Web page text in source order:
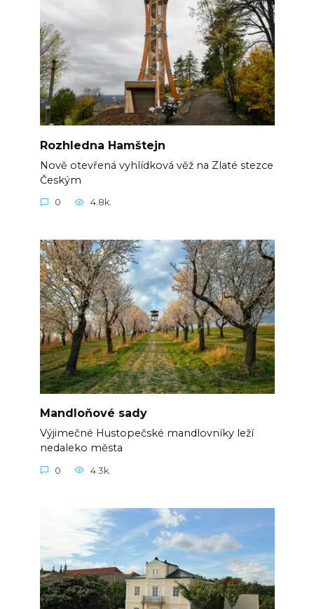
Rozhledna Hamštejn
Nově otevřená vyhlídková věž na Zlaté stezce
Českým
0 4.8k.
Mandloňové sady
Výjimečné Hustopečské mandlovníky leží
nedaleko města
0 4.3k.